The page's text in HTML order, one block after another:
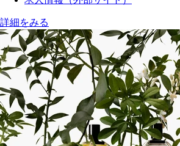
詳細をみる